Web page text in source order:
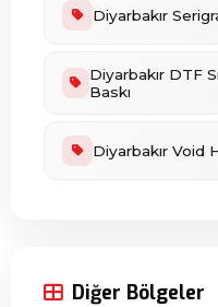
Diyarbakır
Diyarbakır DTF
Baskı
Diyarbakır Void
Diğer Bölgeler